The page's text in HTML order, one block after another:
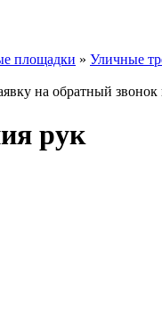
площадки » Уличные
на обратный
рук